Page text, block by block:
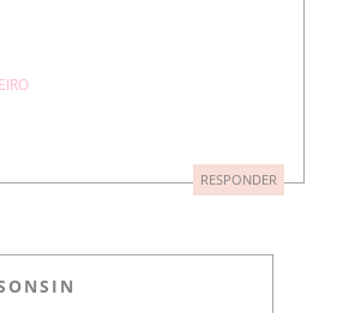
RESPONDER